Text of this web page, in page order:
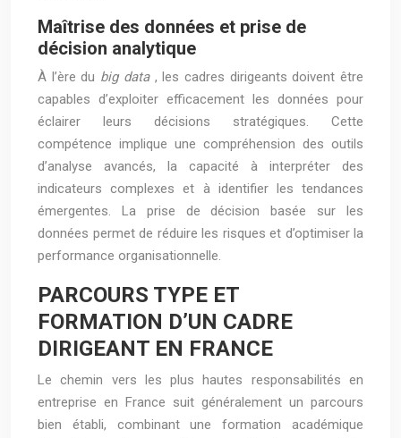
Maîtrise des données et prise de
décision analytique
À l’ère du big data , les cadres dirigeants doivent être
capables d’exploiter efficacement les données pour
éclairer leurs décisions stratégiques. Cette
compétence implique une compréhension des outils
d’analyse avancés, la capacité à interpréter des
indicateurs complexes et à identifier les tendances
émergentes. La prise de décision basée sur les
données permet de réduire les risques et d’optimiser la
performance organisationnelle.
PARCOURS TYPE ET
FORMATION D’UN CADRE
DIRIGEANT EN FRANCE
Le chemin vers les plus hautes responsabilités en
entreprise en France suit généralement un parcours
bien établi, combinant une formation académique